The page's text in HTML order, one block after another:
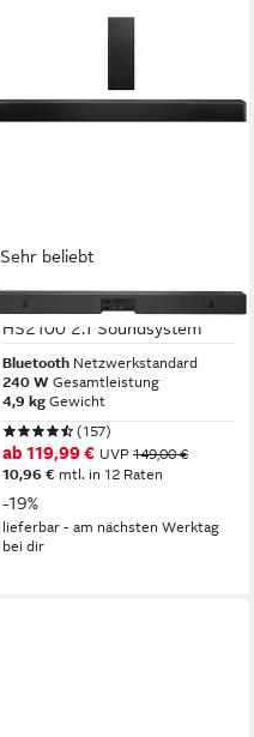
Sehr beliebt
HISENSE
HS2100 2.1 Soundsystem
Bluetooth Netzwerkstandard
240 W Gesamtleistung
4,9 kg Gewicht
(157)
ab 119,99 € UVP 149,00 €
10,96 € mtl. in 12 Raten
-19%
lieferbar - am nächsten Werktag
bei dir